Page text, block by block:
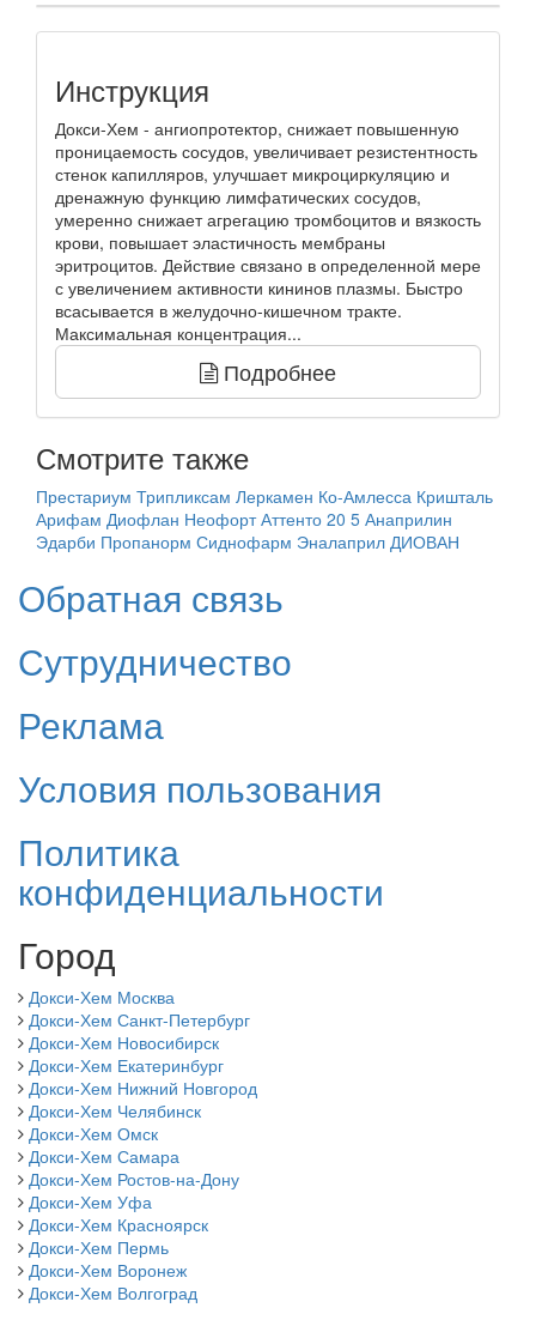
Инструкция
Докси-Хем - ангиопротектор, снижает повышенную
проницаемость сосудов, увеличивает резистентность
стенок капилляров, улучшает микроциркуляцию и
дренажную функцию лимфатических сосудов,
умеренно снижает агрегацию тромбоцитов и вязкость
крови, повышает эластичность мембраны
эритроцитов. Действие связано в определенной мере
с увеличением активности кининов плазмы. Быстро
всасывается в желудочно-кишечном тракте.
Максимальная концентрация...
Подробнее
Смотрите также
Престариум Трипликсам Леркамен Ко-Амлесса Кришталь
Арифам Диофлан Неофорт Аттенто 20 5 Анаприлин
Эдарби Пропанорм Сиднофарм Эналаприл ДИОВАН
Обратная связь
Сутрудничество
Реклама
Условия пользования
Политика
конфиденциальности
Город
Докси-Хем Москва
Докси-Хем Санкт-Петербург
Докси-Хем Новосибирск
Докси-Хем Екатеринбург
Докси-Хем Нижний Новгород
Докси-Хем Челябинск
Докси-Хем Омск
Докси-Хем Самара
Докси-Хем Ростов-на-Дону
Докси-Хем Уфа
Докси-Хем Красноярск
Докси-Хем Пермь
Докси-Хем Воронеж
Докси-Хем Волгоград